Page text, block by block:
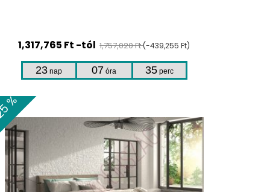
1,317,765 Ft -tól 1,757,020 Ft(-439,255 Ft)
23 nap 07 óra 35perc
%